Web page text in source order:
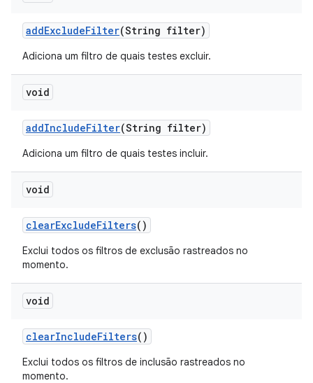
addExcludeFilter(String filter)
Adiciona um filtro de quais testes excluir.
void
addIncludeFilter(String filter)
Adiciona um filtro de quais testes incluir.
void
clearExcludeFilters()
Exclui todos os filtros de exclusão rastreados no
momento.
void
clearIncludeFilters()
Exclui todos os filtros de inclusão rastreados no
momento.